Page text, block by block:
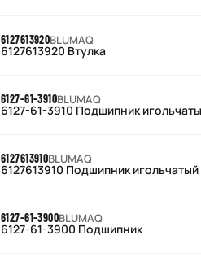
6127613920BLUMAQ
6127613920 Втулка
6127-61-3910BLUMAQ
6127-61-3910 Подшипник
6127613910BLUMAQ
6127613910 Подшипник игольчатый
6127-61-3900BLUMAQ
6127-61-3900 Подшипник